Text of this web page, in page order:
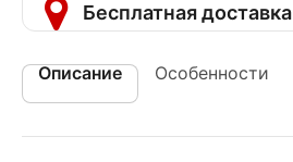
Бесплатная доставка
Описание Особенности